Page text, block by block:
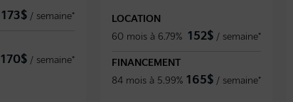
173$ / semaine*
170$ / semaine*
LOCATION
60 mois à 6.79% 152$ / semaine*
FINANCEMENT
84 mois à 5.99% 165$ / semaine*